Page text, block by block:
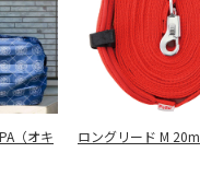
（オキ
ロングリード M 20m